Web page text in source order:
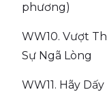
phương)
WW10. Vượt
Sự Ngã Lòng
WW11. Hãy